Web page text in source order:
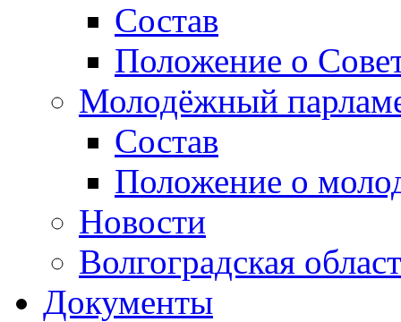
Состав
Положение о
Молодёжный
Состав
Положение о
Новости
Волгоградская
Документы